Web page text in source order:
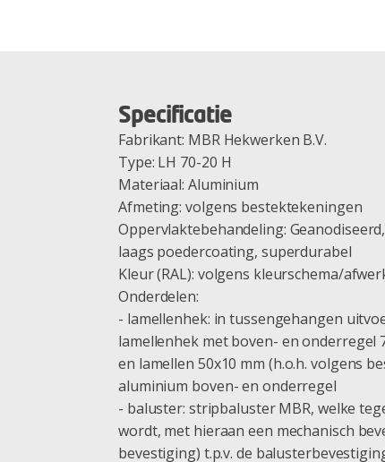
Specificatie
Fabrikant: MBR Hekwerken B.V.
Type: LH 70-20 H
Materiaal: Aluminium
Afmeting: volgens bestektekeningen
Oppervlaktebehandeling:
laags poedercoating, superdurabel
Kleur (RAL): volgens kleurschema/
Onderdelen:
- lamellenhek: in tussengehangen
lamellenhek met boven- en onderregel
en lamellen 50x10 mm (h.o.h. volgens
aluminium boven- en onderregel
- baluster: stripbaluster MBR, welke
wordt, met hieraan een mechanisch
bevestiging) t.p.v. de